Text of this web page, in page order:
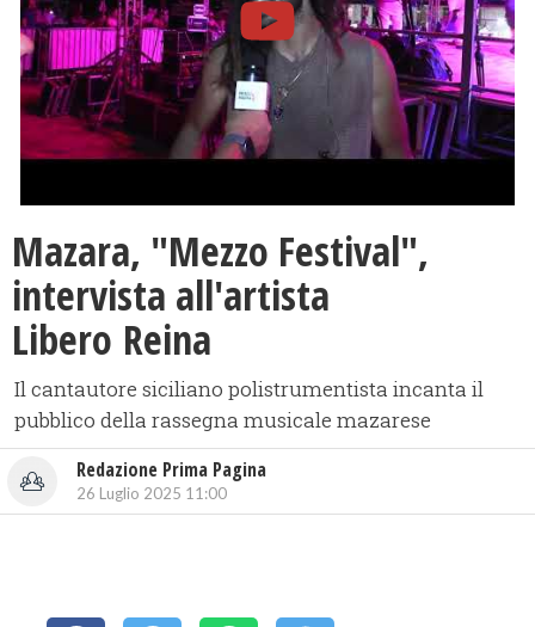
Mazara, "Mezzo Festival",
intervista all'artista
Libero Reina
Il cantautore siciliano polistrumentista incanta il
pubblico della rassegna musicale mazarese
Redazione Prima Pagina
26 Luglio 2025 11:00